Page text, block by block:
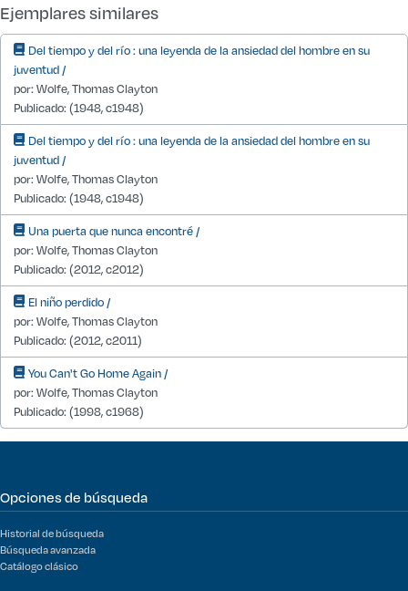
Ejemplares similares
Del tiempo y del río : una leyenda de la ansiedad del hombre en su
juventud /
por: Wolfe, Thomas Clayton
Publicado: (1948, c1948)
Del tiempo y del río : una leyenda de la ansiedad del hombre en su
juventud /
por: Wolfe, Thomas Clayton
Publicado: (1948, c1948)
Una puerta que nunca encontré /
por: Wolfe, Thomas Clayton
Publicado: (2012, c2012)
El niño perdido /
por: Wolfe, Thomas Clayton
Publicado: (2012, c2011)
You Can't Go Home Again /
por: Wolfe, Thomas Clayton
Publicado: (1998, c1968)
Opciones de búsqueda
Historial de búsqueda
Búsqueda avanzada
Catálogo clásico